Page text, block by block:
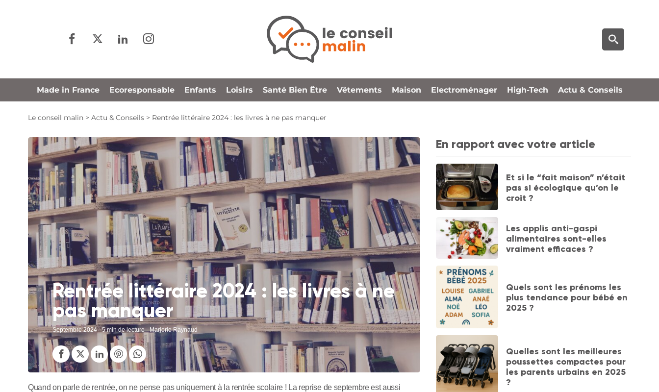
Made in France Ecoresponsable Enfants Loisirs Santé Bien Être Vêtements Maison Electroménager High-Tech Actu & Conseils
Le conseil malin > Actu & Conseils > Rentrée littéraire 2024 : les livres à ne pas manquer
Rentrée littéraire 2024 : les livres à ne
pas manquer
Septembre 2024- 5 min de lecture - Marjorie Raynaud
Quand on parle de rentrée, on ne pense pas uniquement à la rentrée scolaire ! La reprise de septembre est aussi
En rapport avec votre article
Et si le “fait maison” n’était
pas si écologique qu’on le
croit ?
Les applis anti-gaspi
alimentaires sont-elles
vraiment efficaces ?
Quels sont les prénoms les
plus tendance pour bébé en
2025 ?
Quelles sont les meilleures
poussettes compactes pour
les parents urbains en 2025
?